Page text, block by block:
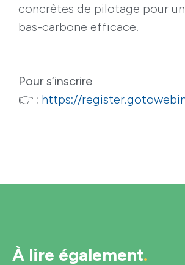
concrètes de pilotage pour
bas-carbone efficace.
Pour s’inscrire
👉 : https://
À lire également